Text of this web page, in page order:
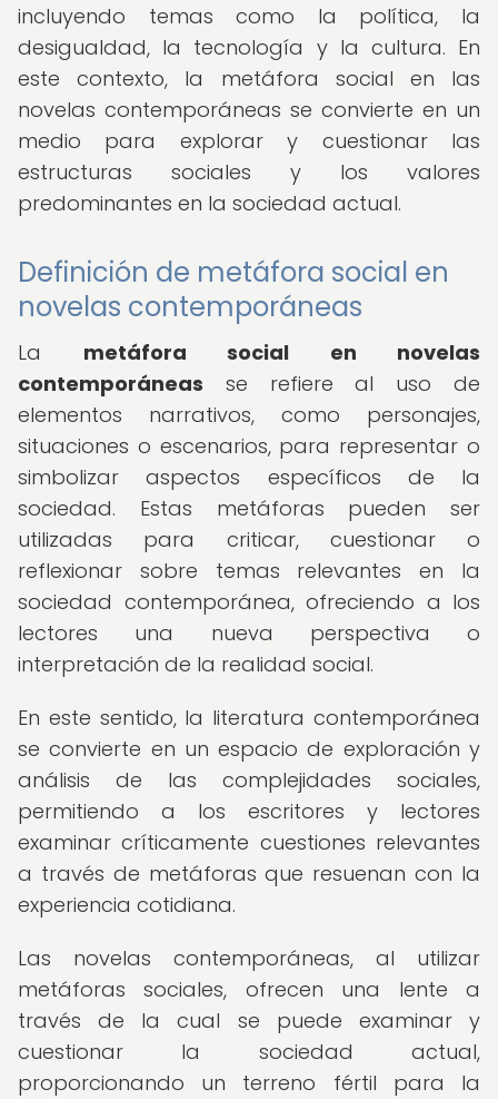
incluyendo temas como la política, la
desigualdad, la tecnología y la cultura. En
este contexto, la metáfora social en las
novelas contemporáneas se convierte en un
medio para explorar y cuestionar las
estructuras sociales y los valores
predominantes en la sociedad actual.
Definición de metáfora social en
novelas contemporáneas
La metáfora social en novelas
contemporáneas se refiere al uso de
elementos narrativos, como personajes,
situaciones o escenarios, para representar o
simbolizar aspectos específicos de la
sociedad. Estas metáforas pueden ser
utilizadas para criticar, cuestionar o
reflexionar sobre temas relevantes en la
sociedad contemporánea, ofreciendo a los
lectores una nueva perspectiva o
interpretación de la realidad social.
En este sentido, la literatura contemporánea
se convierte en un espacio de exploración y
análisis de las complejidades sociales,
permitiendo a los escritores y lectores
examinar críticamente cuestiones relevantes
a través de metáforas que resuenan con la
experiencia cotidiana.
Las novelas contemporáneas, al utilizar
metáforas sociales, ofrecen una lente a
través de la cual se puede examinar y
cuestionar la sociedad actual,
proporcionando un terreno fértil para la